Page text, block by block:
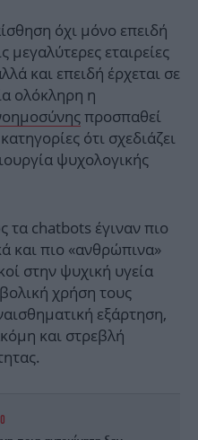
όχι μόνο επειδή
μεγαλύτερες εταιρείες
και επειδή έρχεται σε
ολόκληρη η
προσπαθεί
ότι σχεδιάζει
ψυχολογικής
τα chatbots έγιναν πιο
και πιο «ανθρώπινα»
στην ψυχική υγεία
χρήση τους
εξάρτηση,
και στρεβλή